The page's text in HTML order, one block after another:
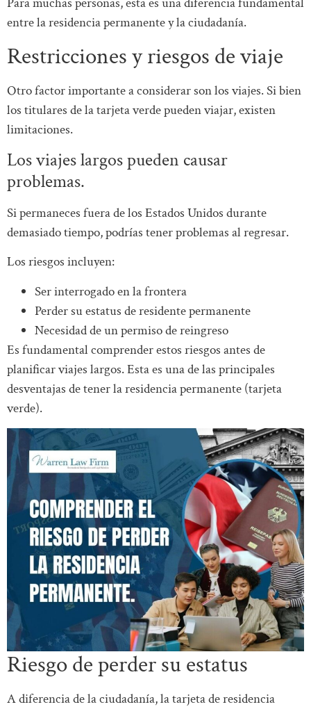
entre la residencia permanente y la ciudadanía.
Restricciones y riesgos de viaje
Otro factor importante a considerar son los viajes. Si bien
los titulares de la tarjeta verde pueden viajar, existen
limitaciones.
Los viajes largos pueden causar
problemas.
Si permaneces fuera de los Estados Unidos durante
demasiado tiempo, podrías tener problemas al regresar.
Los riesgos incluyen:
Ser interrogado en la frontera
Perder su estatus de residente permanente
Necesidad de un permiso de reingreso
Es fundamental comprender estos riesgos antes de
planificar viajes largos. Esta es una de las principales
desventajas de tener la residencia permanente (tarjeta
verde).
Riesgo de perder su estatus
A diferencia de la ciudadanía, la tarjeta de residencia